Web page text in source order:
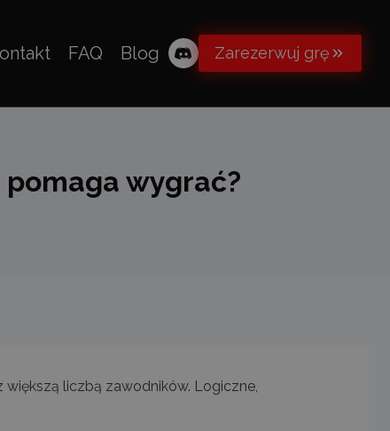
FAQ Blog Zarezerwuj grę
wygrać?
liczbą zawodników. Logiczne,